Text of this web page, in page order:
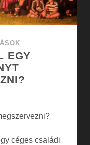
EGY
céges családi